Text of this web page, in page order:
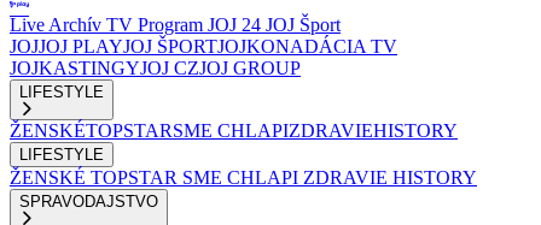
Live Archív TV Program JOJ 24 JOJ Šport
JOJJOJ PLAYJOJ ŠPORTJOJKONADÁCIA TV
JOJKASTINGYJOJ CZJOJ GROUP
LIFESTYLE
ŽENSKÉTOPSTARSME CHLAPIZDRAVIEHISTORY
LIFESTYLE
ŽENSKÉ TOPSTAR SME CHLAPI ZDRAVIE HISTORY
SPRAVODAJSTVO